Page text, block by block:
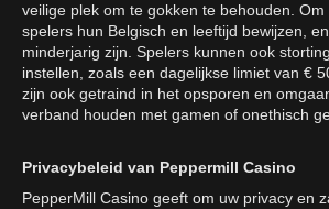
veilige plek om te gokken te behouden.
spelers hun Belgisch en leeftijd bewijzen,
minderjarig zijn. Spelers kunnen ook
instellen, zoals een dagelijkse limiet van €
zijn ook getraind in het opsporen en
verband houden met gamen of onethisch
Privacybeleid van Peppermill Casino
PepperMill Casino geeft om uw privacy en